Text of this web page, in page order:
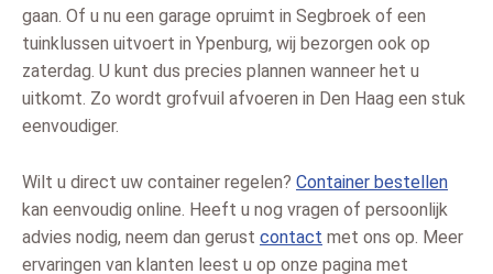
gaan. Of u nu een garage opruimt in Segbroek of een
tuinklussen uitvoert in Ypenburg, wij bezorgen ook op
zaterdag. U kunt dus precies plannen wanneer het u
uitkomt. Zo wordt grofvuil afvoeren in Den Haag een stuk
eenvoudiger.
Wilt u direct uw container regelen? Container bestellen
kan eenvoudig online. Heeft u nog vragen of persoonlijk
advies nodig, neem dan gerust contact met ons op. Meer
ervaringen van klanten leest u op onze pagina met